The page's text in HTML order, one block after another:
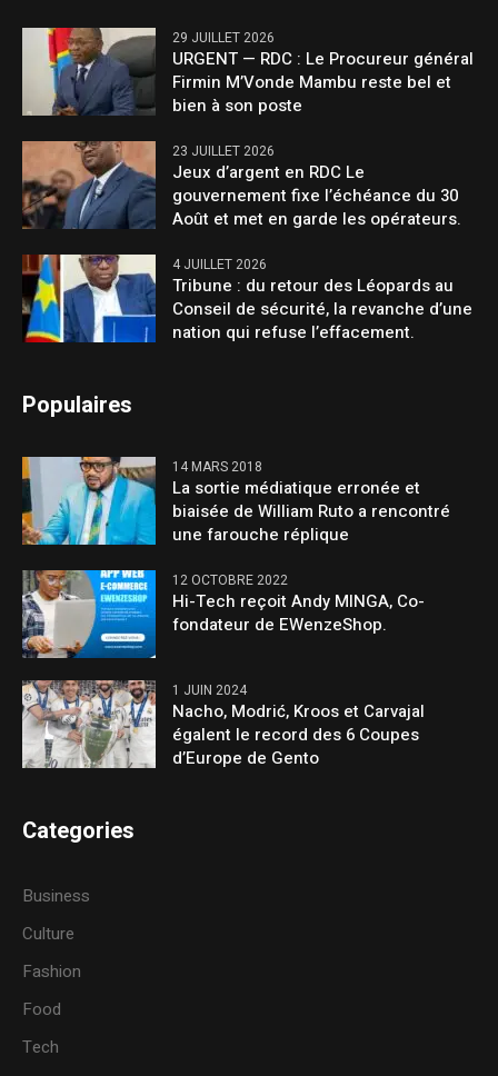
29 JUILLET 2026
URGENT — RDC : Le Procureur général
Firmin M’Vonde Mambu reste bel et
bien à son poste
23 JUILLET 2026
Jeux d’argent en RDC Le
gouvernement fixe l’échéance du 30
Août et met en garde les opérateurs.
4 JUILLET 2026
Tribune : du retour des Léopards au
Conseil de sécurité, la revanche d’une
nation qui refuse l’effacement.
Populaires
14 MARS 2018
La sortie médiatique erronée et
biaisée de William Ruto a rencontré
une farouche réplique
12 OCTOBRE 2022
Hi-Tech reçoit Andy MINGA, Co-
fondateur de EWenzeShop.
1 JUIN 2024
Nacho, Modrić, Kroos et Carvajal
égalent le record des 6 Coupes
d’Europe de Gento
Categories
Business
Culture
Fashion
Food
Tech